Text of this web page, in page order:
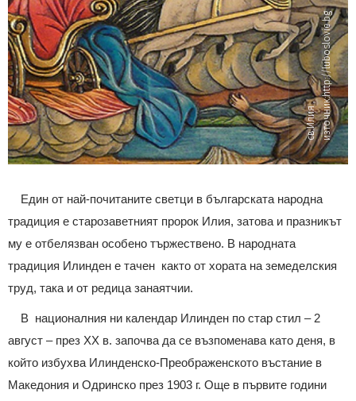
с
в.
И
л
и
я
,
и
з
т
о
ч
н
и
к:
h
t
t
p:
/
/
l
u
b
o
s
l
o
v
i
e.
bg
Един от най-почитаните светци в българската народна
традиция е старозаветният пророк Илия, затова и празникът
му е отбелязван особено тържествено. В народната
традиция Илинден е тачен както от хората на земеделския
труд, така и от редица занаятчии.
В националния ни календар Илинден по стар стил – 2
август – през ХХ в. започва да се възпоменава като деня, в
който избухва Илинденско-Преображенското въстание в
Македония и Одринско през 1903 г. Още в първите години